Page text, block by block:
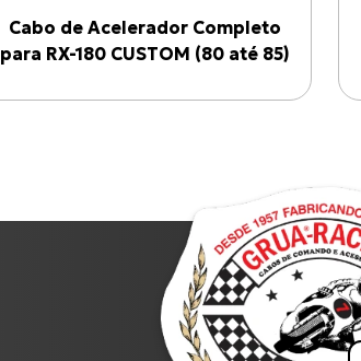
Cabo de Acelerador Completo
para RX-180 CUSTOM (80 até 85)